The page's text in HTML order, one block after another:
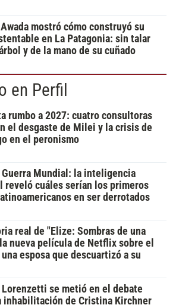
mostró cómo construyó su
en La Patagonia: sin talar
y de la mano de su cuñado
en Perfil
rumbo a 2027: cuatro consultoras
el desgaste de Milei y la crisis de
en el peronismo
Guerra Mundial: la inteligencia
reveló cuáles serían los primeros
en ser derrotados
real de "Elize: Sombras de una
nueva película de Netflix sobre el
esposa que descuartizó a su
Lorenzetti se metió en el debate
inhabilitación de Cristina Kirchner